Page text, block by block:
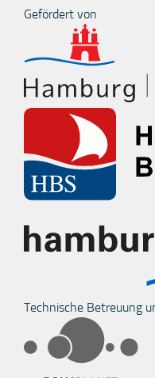
Gefördert von
Technische Betreuung